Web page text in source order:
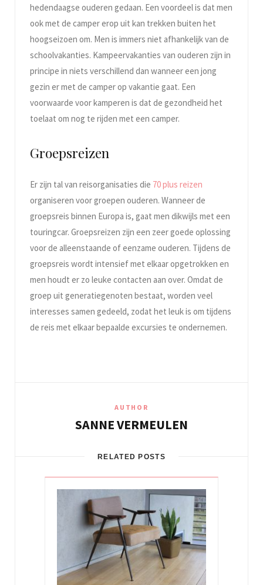
hedendaagse ouderen gedaan. Een voordeel is dat men
ook met de camper erop uit kan trekken buiten het
hoogseizoen om. Men is immers niet afhankelijk van de
schoolvakanties. Kampeervakanties van ouderen zijn in
principe in niets verschillend dan wanneer een jong
gezin er met de camper op vakantie gaat. Een
voorwaarde voor kamperen is dat de gezondheid het
toelaat om nog te rijden met een camper.
Groepsreizen
Er zijn tal van reisorganisaties die 70 plus reizen
organiseren voor groepen ouderen. Wanneer de
groepsreis binnen Europa is, gaat men dikwijls met een
touringcar. Groepsreizen zijn een zeer goede oplossing
voor de alleenstaande of eenzame ouderen. Tijdens de
groepsreis wordt intensief met elkaar opgetrokken en
men houdt er zo leuke contacten aan over. Omdat de
groep uit generatiegenoten bestaat, worden veel
interesses samen gedeeld, zodat het leuk is om tijdens
de reis met elkaar bepaalde excursies te ondernemen.
AUTHOR
SANNE VERMEULEN
RELATED POSTS